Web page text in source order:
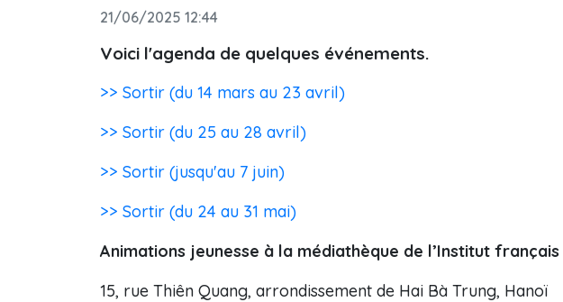
21/06/2025 12:44
Voici l'agenda de quelques événements.
>> Sortir (du 14 mars au 23 avril)
>> Sortir (du 25 au 28 avril)
>> Sortir (jusqu'au 7 juin)
>> Sortir (du 24 au 31 mai)
Animations jeunesse à la médiathèque de l’Institut
15, rue Thiên Quang, arrondissement de Hai Bà Trung, Hanoï